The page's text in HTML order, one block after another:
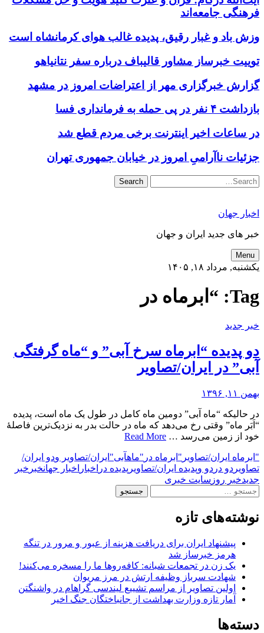
فرهنگی جامعه‌اند
وزش باد و غبار رقیق، پدیده غالب هوای کرمانشاه است
توییت خبرساز مشاور قالیباف درباره سفر نتانیاهو
گزارش خبرگزاری مهر از اعتراضات امروز در مشهد
بازداشت ۴ نفر در پی حمله به فرمانداری فسا
در ساعات اخیر اینترنت برخی مردم قطع شد
جزئیات ناآرامیِ امروز در خیابان جمهوری تهران
Search
اخبار جهان
خبر های جدید ایران و جهان
Menu
یکشنبه, مرداد ۱۸, ۱۴۰۵
Tag: “ابرماه در
خبر جدید
دو پدیده “ابرماه سرخ آبی” و “ماه گرفتگی
آبی” در ایران/تصاویر
بهمن ۱۱, ۱۳۹۶
در حالیکه “ماه آبی” دومین ماه کامل در طول یک ماه است، پدیده
“اَبَر ماه” وقتی رخ می‌دهد که ماه در حالت بدر به نزدیک‌ترین فاصلهٔ
خود از زمین می‌رسد … Read More
"ابرماه ایران/تصاویر "ابرماه در "ماهآبی" ایران/تصاویر ودو ایران/
تصاویر دو در دو وپدیده ایران/تصاویر پدیده در اخبار اخبار جهانخبر خبر
جدیدخبر روز سایت خبری
جستجو
نوشته‌های تازه
پیشنهاد ایران برای دریافت هزینه از عبور و مرور در تنگه
هرمز خبرساز شد
یک زن در تجمعات شبانه: کافه‌روها ما را مسخره می‌کنند!
شهادت سرباز وظیفه ارتش در مرز مریوان
اولین تصاویر از مراسم تشییع لیندسی گراهام در واشنگتن
آمار تازه وزارت بهداشت از جانباختگان جنگ اخیر
دسته‌ها